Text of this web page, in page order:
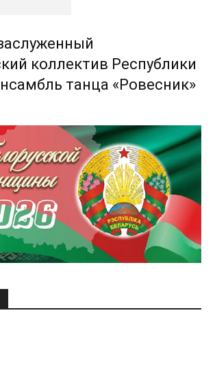
коллектив Республики
танца «Ровесник»